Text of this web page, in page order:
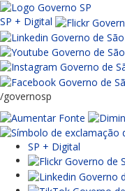
SP + Digital
/governosp
SP + Digital